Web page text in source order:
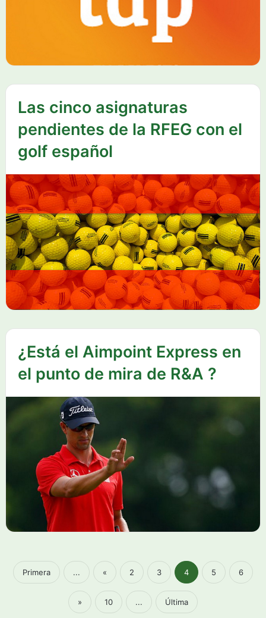
Las cinco asignaturas
pendientes de la RFEG con el
golf español
¿Está el Aimpoint Express en
el punto de mira de R&A ?
Primera ... « 2 3 4 5 6
» 10 ... Última